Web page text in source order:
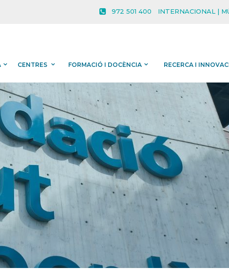
972 501 400 INTERNACIONAL |
CENTRES FORMACIÓ I DOCÈNCIA RECERCA I